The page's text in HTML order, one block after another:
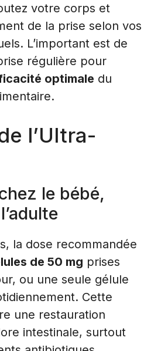
votre corps et
de la prise selon vos
L’important est de
régulière pour
optimale du
l’Ultra-
le bébé,
la dose recommandée
de 50 mg prises
ou une seule gélule
Cette
une restauration
intestinale, surtout